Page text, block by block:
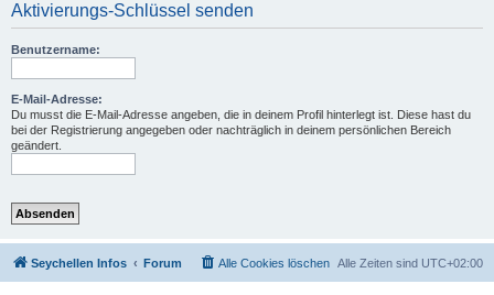
Aktivierungs-Schlüssel senden
Benutzername:
E-Mail-Adresse:
Du musst die E-Mail-Adresse angeben, die in deinem Profil hinterlegt ist. Diese hast du
bei der Registrierung angegeben oder nachträglich in deinem persönlichen Bereich
geändert.
Seychellen Infos Forum Alle Zeiten sind UTC+02:00
Alle Cookies löschen